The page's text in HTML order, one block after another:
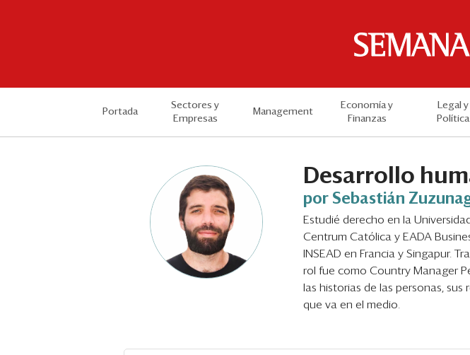
Portada
Sectores y
Empresas
Management
Economía y
Finanzas
Legal y
Política
Desarrollo
por Sebastián
Estudié derecho en la
Centrum Católica y EADA
INSEAD en Francia y Singapur.
rol fue como Country Manager
las historias de las personas,
que va en el medio.